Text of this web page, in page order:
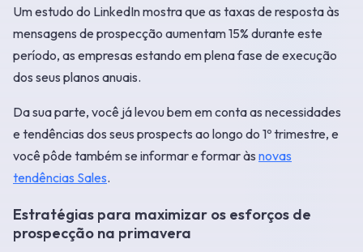
Um estudo do LinkedIn mostra que as taxas de resposta às
mensagens de prospecção aumentam 15% durante este
período, as empresas estando em plena fase de execução
dos seus planos anuais.
Da sua parte, você já levou bem em conta as necessidades
e tendências dos seus prospects ao longo do 1º trimestre, e
você pôde também se informar e formar às novas
tendências Sales.
Estratégias para maximizar os esforços de
prospecção na primavera